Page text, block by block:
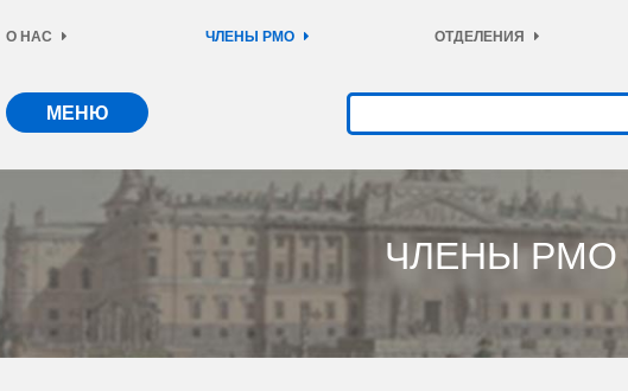
О НАС ЧЛЕНЫ РМО ОТДЕЛЕНИЯ
МЕНЮ
ЧЛЕНЫ РМО